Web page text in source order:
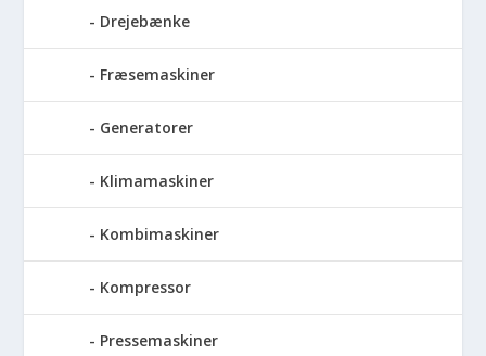
Drejebænke
Fræsemaskiner
Generatorer
Klimamaskiner
Kombimaskiner
Kompressor
Pressemaskiner